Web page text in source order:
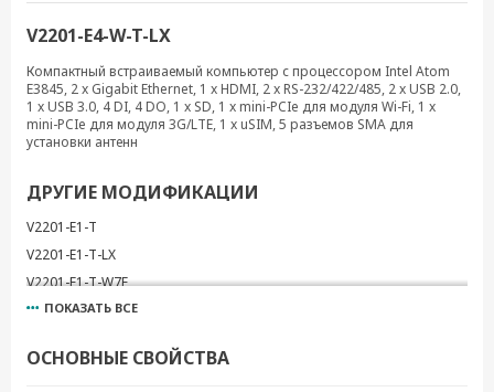
V2201-E4-W-T-LX
Компактный встраиваемый компьютер с процессором Intel Atom
E3845, 2 x Gigabit Ethernet, 1 x HDMI, 2 x RS-232/422/485, 2 x USB 2.0,
1 x USB 3.0, 4 DI, 4 DO, 1 x SD, 1 x mini-PCIe для модуля Wi-Fi, 1 x
mini-PCIe для модуля 3G/LTE, 1 x uSIM, 5 разъемов SMA для
установки антенн
ДРУГИЕ МОДИФИКАЦИИ
V2201-E1-T
V2201-E1-T-LX
V2201-E1-T-W7E
V2201-E1-W-T
V2201-E2-W-T
ПОКАЗАТЬ ВСЕ
ОСНОВНЫЕ СВОЙСТВА